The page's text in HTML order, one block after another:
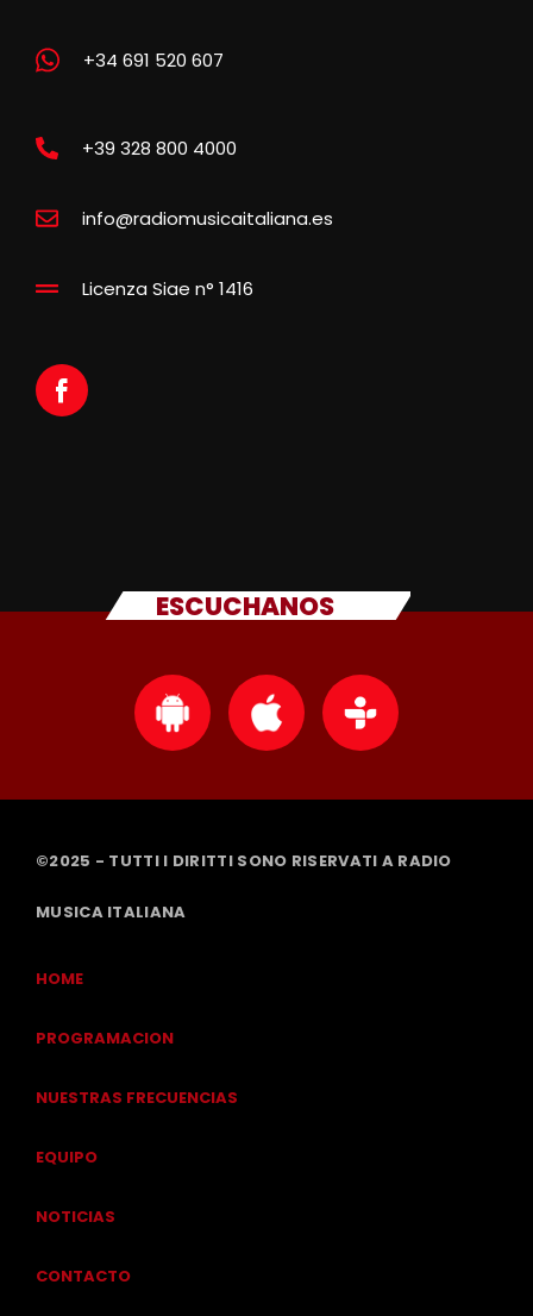
+34 691 520 607
+39 328 800 4000
info@radiomusicaitaliana.es
Licenza Siae n° 1416
ESCUCHANOS
©2025 - TUTTI I DIRITTI SONO RISERVATI A RADIO
MUSICA ITALIANA
HOME
PROGRAMACION
NUESTRAS FRECUENCIAS
EQUIPO
NOTICIAS
CONTACTO